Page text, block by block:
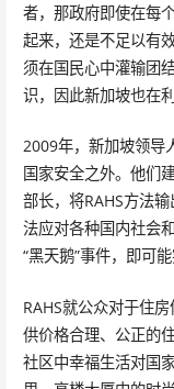
者，那政府即使在每
起来，还是不足以有
须在国民心中灌输团
识，因此新加坡也在
2009年，新加坡领导
国家安全之外。他们
部长，将RAHS方法
法应对各种国内社会
“黑天鹅”事件，即可
RAHS就公众对于住
供价格合理、公正的
社区中幸福生活对国